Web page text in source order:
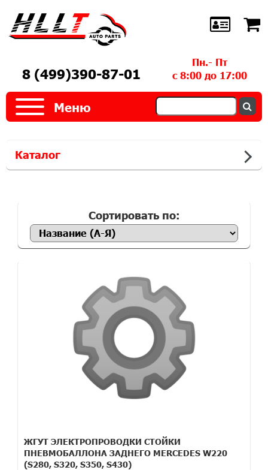
8 (499)390-87-01
Пн.- Пт
с 8:00 до 17:00
Меню
Каталог
Сортировать по:
ЖГУТ ЭЛЕКТРОПРОВОДКИ СТОЙКИ
ПНЕВМОБАЛЛОНА ЗАДНЕГО MERCEDES W220
(S280, S320, S350, S430)